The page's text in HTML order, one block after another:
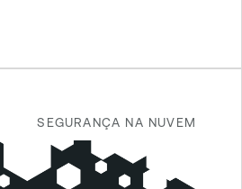
SEGURANÇA NA NUVEM